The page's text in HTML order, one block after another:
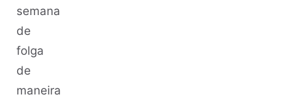
semana
de
folga
de
maneira